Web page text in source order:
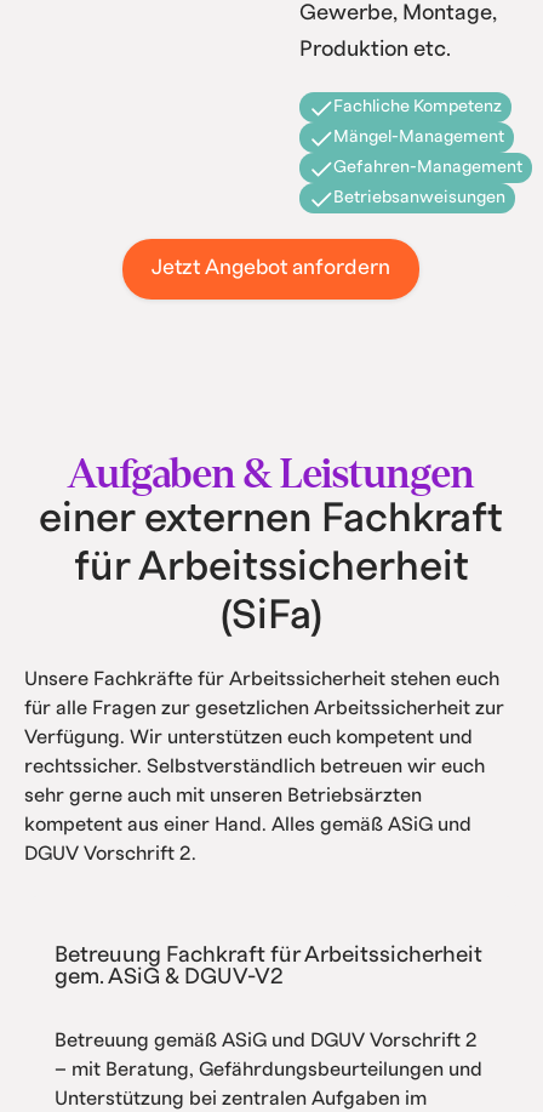
Gewerbe, Montage,
Produktion etc.
Fachliche Kompetenz
Mängel-Management
Gefahren-Management
Betriebsanweisungen
Jetzt Angebot anfordern
Aufgaben & Leistungen
einer externen Fachkraft
für Arbeitssicherheit
(SiFa)
Unsere Fachkräfte für Arbeitssicherheit stehen euch
für alle Fragen zur gesetzlichen Arbeitssicherheit zur
Verfügung. Wir unterstützen euch kompetent und
rechtssicher. Selbstverständlich betreuen wir euch
sehr gerne auch mit unseren Betriebsärzten
kompetent aus einer Hand. Alles gemäß ASiG und
DGUV Vorschrift 2.
Betreuung Fachkraft für Arbeitssicherheit
gem. ASiG & DGUV-V2
Betreuung gemäß ASiG und DGUV Vorschrift 2
– mit Beratung, Gefährdungsbeurteilungen und
Unterstützung bei zentralen Aufgaben im